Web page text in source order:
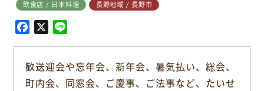
飲食店 / 日本料理 長野地域 / 長野市
e
b
X
e
歓送迎会や忘年会、新年会、暑気払い、総会、
町内会、同窓会、ご慶事、ご法事など、たいせ